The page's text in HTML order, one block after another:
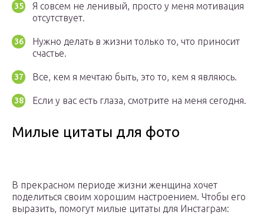
Я совсем не ленивый, просто у меня мотивация
отсутствует.
Нужно делать в жизни только то, что приносит
счастье.
Все, кем я мечтаю быть, это то, кем я являюсь.
Если у вас есть глаза, смотрите на меня сегодня.
Милые цитаты для фото
В прекрасном периоде жизни женщина хочет
поделиться своим хорошим настроением. Чтобы его
выразить, помогут милые цитаты для Инстаграм: